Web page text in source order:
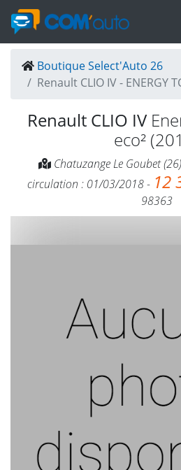
Boutique Select'Auto 26
Renault CLIO IV - ENERGY
Renault CLIO IV
eco²
Chatuzange Le Goubet
circulation : 01/03/2018 - 12
98363